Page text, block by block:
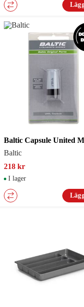
Baltic
218 kr
I lager